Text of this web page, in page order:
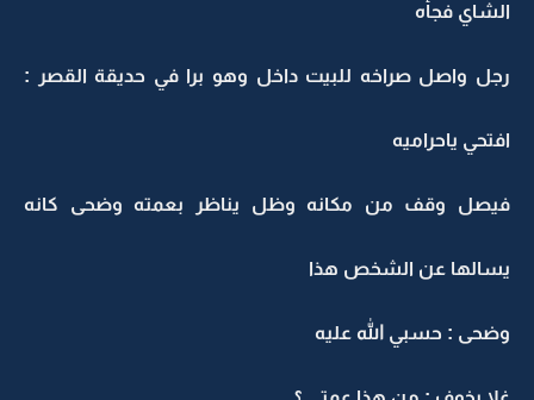
الشاي فجأه
رجل واصل صراخه للبيت داخل وهو برا في حديقة القصر :
افتحي ياحراميه
فيصل وقف من مكانه وظل يناظر بعمته وضحى كانه
يسالها عن الشخص هذا
وضحى : حسبي الله عليه